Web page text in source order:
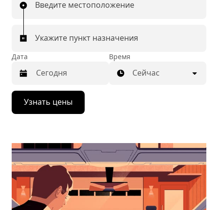
Введите местоположение
Укажите пункт назначения
Дата
Нажмите
стрелку
вниз,
календарю
выбрать
дату.
Чтобы
закрыть
календарь,
Время
Сейчас
Узнать цены